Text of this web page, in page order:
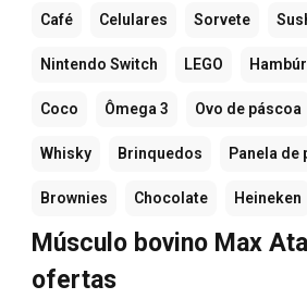
Café Celulares Sorvete
Nintendo Switch LEGO
Coco Ômega 3 Ovo de páscoa
Whisky Brinquedos Panela de
Brownies Chocolate Heineken
Músculo bovino Max
ofertas